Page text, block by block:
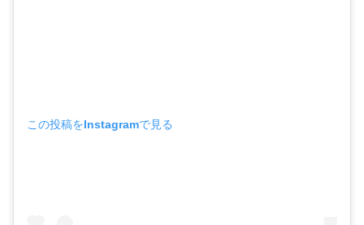
この投稿をInstagramで見る